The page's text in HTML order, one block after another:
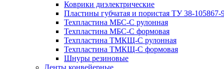
Коврики диэлектрические
Пластины губчатая и пористая ТУ 38-105867-
Техпластина МБС-С рулонная
Техпластина МБС-С формовая
Техпластина ТМКЩ-С рулонная
Техпластина ТМКЩ-С формовая
Шнуры резиновые
Ленты конвейерные